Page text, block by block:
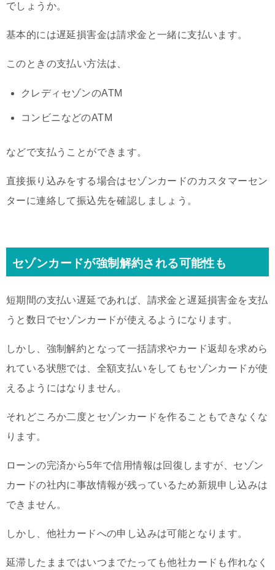
でしょうか。
基本的には遅延損害金は請求金と一緒に支払います。
このときの支払い方法は、
クレディセゾンのATM
コンビニなどのATM
などで支払うことができます。
直接振り込みをする場合はセゾンカードのカスタマーセン
ターに連絡して振込先を確認しましょう。
セゾンカードが強制解約される可能性も
短期間の支払い遅延であれば、請求金と遅延損害金を支払
うと数日でセゾンカードが使えるようになります。
しかし、強制解約となって一括請求やカード返却を求めら
れている状態では、全額支払いをしてもセゾンカードが使
えるようにはなりません。
それどころか二度とセゾンカードを作ることもできなくな
ります。
ローンの完済から5年で信用情報は回復しますが、セゾン
カードの社内に事故情報が残っているため新規申し込みは
できません。
しかし、他社カードへの申し込みは可能となります。
延滞したままではいつまでたっても他社カードも作れなく